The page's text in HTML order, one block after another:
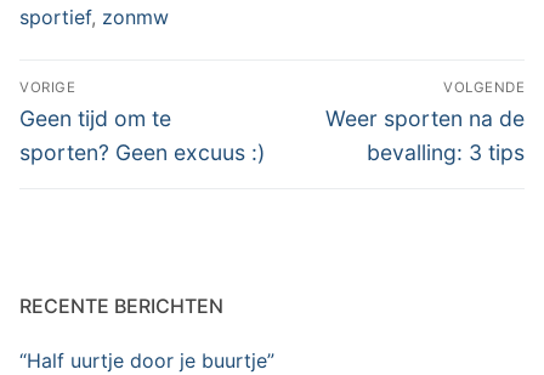
sportief, zonmw
Berichtnavigatie
VORIGE
Vorig
bericht:
Geen tijd om te
sporten? Geen excuus :)
VOLGENDE
Volgend
bericht:
Weer sporten na de
bevalling: 3 tips
RECENTE BERICHTEN
“Half uurtje door je buurtje”